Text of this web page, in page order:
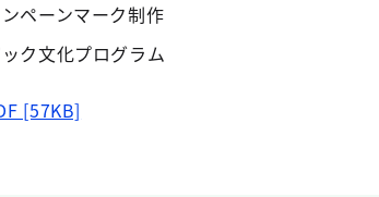
ペーンマーク制作
ク文化プログラム
[57KB]